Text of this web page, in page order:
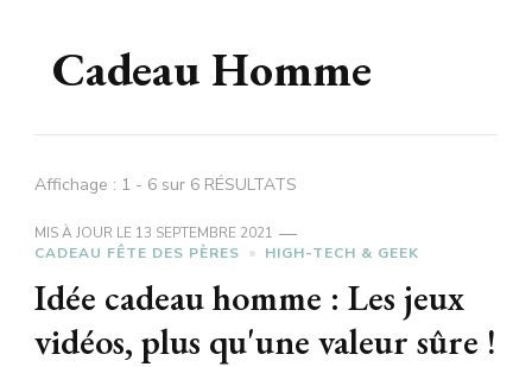
Cadeau Homme
Affichage : 1 - 6 sur 6 RÉSULTATS
MIS À JOUR LE 13 SEPTEMBRE 2021
CADEAU FÊTE DES PÈRES
HIGH-TECH & GEEK
Idée cadeau homme : Les jeux
vidéos, plus qu'une valeur sûre !